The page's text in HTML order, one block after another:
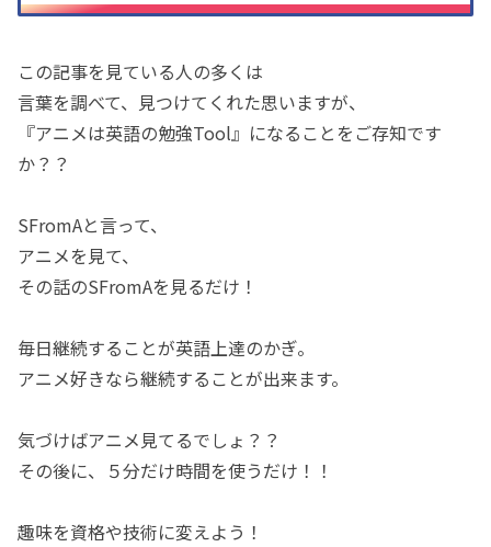
この記事を見ている人の多くは
言葉を調べて、見つけてくれた思いますが、
『アニメは英語の勉強Tool』になることをご存知です
か？？
SFromAと言って、
アニメを見て、
その話のSFromAを見るだけ！
毎日継続することが英語上達のかぎ。
アニメ好きなら継続することが出来ます。
気づけばアニメ見てるでしょ？？
その後に、５分だけ時間を使うだけ！！
趣味を資格や技術に変えよう！